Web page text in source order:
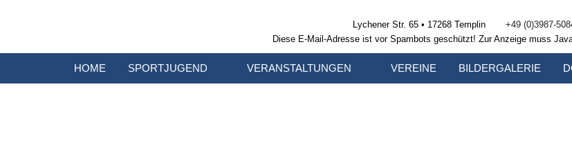
Lychener Str. 65 • 17268 Templin
+49 (0)3987-
Diese E-Mail-Adresse ist vor Spambots geschützt! Zur Anzeige muss
HOME SPORTJUGEND VERANSTALTUNGEN VEREINE BILDERGALERIE